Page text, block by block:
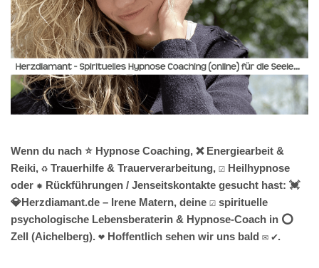
Wenn du nach ⭐ Hypnose Coaching, ❌ Energiearbeit &
Reiki, ♻ Trauerhilfe & Trauerverarbeitung, ☑️ Heilhypnose
oder ✹ Rückführungen / Jenseitskontakte gesucht hast: 💓️
💎Herzdiamant.de – Irene Matern, deine ☑️ spirituelle
psychologische Lebensberaterin & Hypnose-Coach in ⭕
Zell (Aichelberg). ❤ Hoffentlich sehen wir uns bald ✉ ✔.